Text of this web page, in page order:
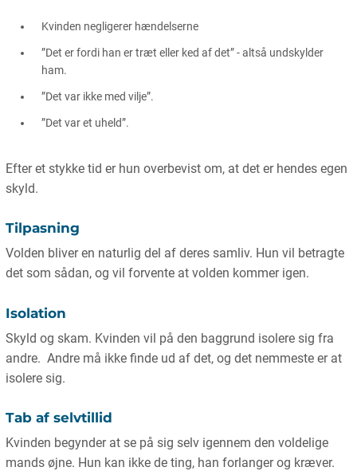
Kvinden negligerer hændelserne
”Det er fordi han er træt eller ked af det” - altså undskylder
ham.
”Det var ikke med vilje”.
”Det var et uheld”.
Efter et stykke tid er hun overbevist om, at det er hendes egen
skyld.
Tilpasning
Volden bliver en naturlig del af deres samliv. Hun vil betragte
det som sådan, og vil forvente at volden kommer igen.
Isolation
Skyld og skam. Kvinden vil på den baggrund isolere sig fra
andre. Andre må ikke finde ud af det, og det nemmeste er at
isolere sig.
Tab af selvtillid
Kvinden begynder at se på sig selv igennem den voldelige
mands øjne. Hun kan ikke de ting, han forlanger og kræver.